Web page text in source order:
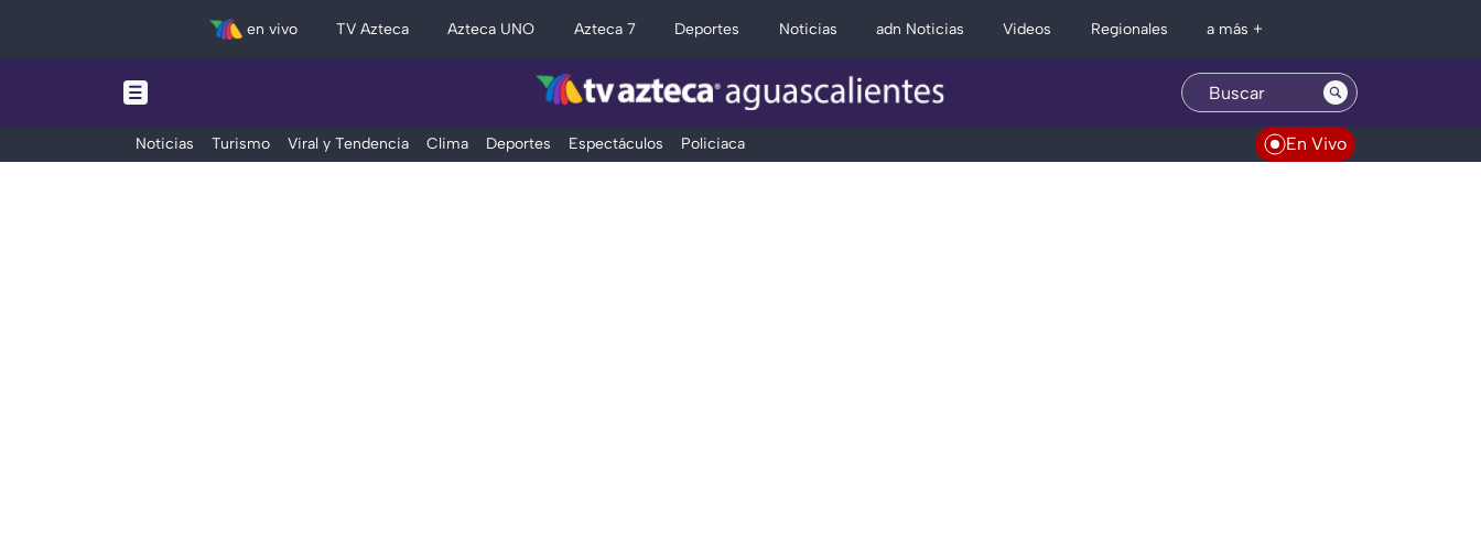
en vivo TV Azteca Azteca UNO Azteca 7 Deportes Noticias adn Noticias Videos Regionales a más +
Noticias Turismo Viral y Tendencia Clima Deportes Espectáculos Policiaca En Vivo